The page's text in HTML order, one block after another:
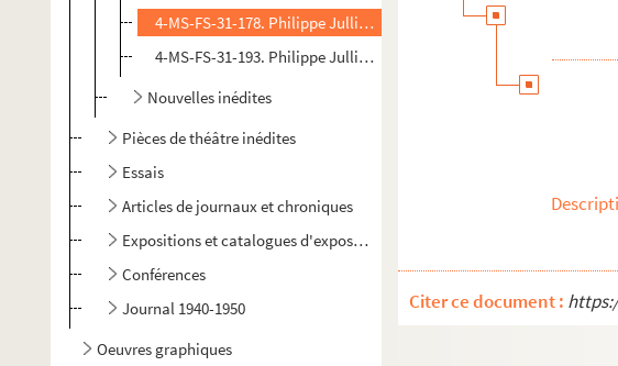
4-MS-FS-31-178. Philippe Jullian. "La musique adoucit les moeurs"
4-MS-FS-31-193. Philippe Jullian. "Saltram"
Nouvelles inédites
Pièces de théâtre inédites
Essais
Articles de journaux et chroniques
Expositions et catalogues d'expositions
Conférences
Journal 1940-1950
Oeuvres graphiques
Citer ce document :